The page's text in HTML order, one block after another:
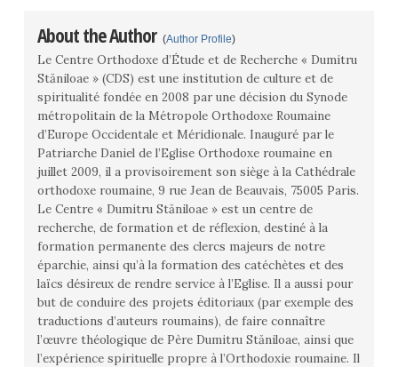
About the Author (Author Profile)
Le Centre Orthodoxe d’Étude et de Recherche « Dumitru
Stăniloae » (CDS) est une institution de culture et de
spiritualité fondée en 2008 par une décision du Synode
métropolitain de la Métropole Orthodoxe Roumaine
d’Europe Occidentale et Méridionale. Inauguré par le
Patriarche Daniel de l’Eglise Orthodoxe roumaine en
juillet 2009, il a provisoirement son siège à la Cathédrale
orthodoxe roumaine, 9 rue Jean de Beauvais, 75005 Paris.
Le Centre « Dumitru Stăniloae » est un centre de
recherche, de formation et de réflexion, destiné à la
formation permanente des clercs majeurs de notre
éparchie, ainsi qu’à la formation des catéchètes et des
laïcs désireux de rendre service à l’Eglise. Il a aussi pour
but de conduire des projets éditoriaux (par exemple des
traductions d’auteurs roumains), de faire connaître
l’œuvre théologique de Père Dumitru Stăniloae, ainsi que
l’expérience spirituelle propre à l’Orthodoxie roumaine. Il